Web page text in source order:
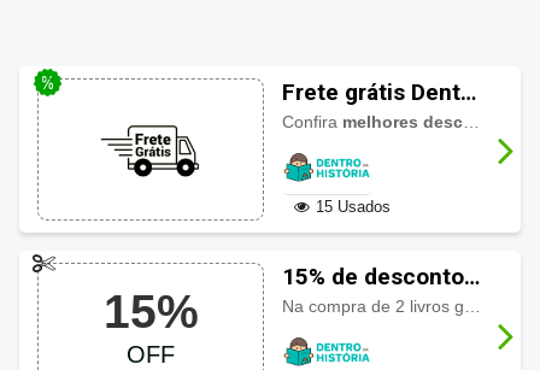
Frete grátis Dentro
da História
Confira melhores descontos
15 Usados
15%
OFF
15% de desconto
usando Cupom
Dentro da História